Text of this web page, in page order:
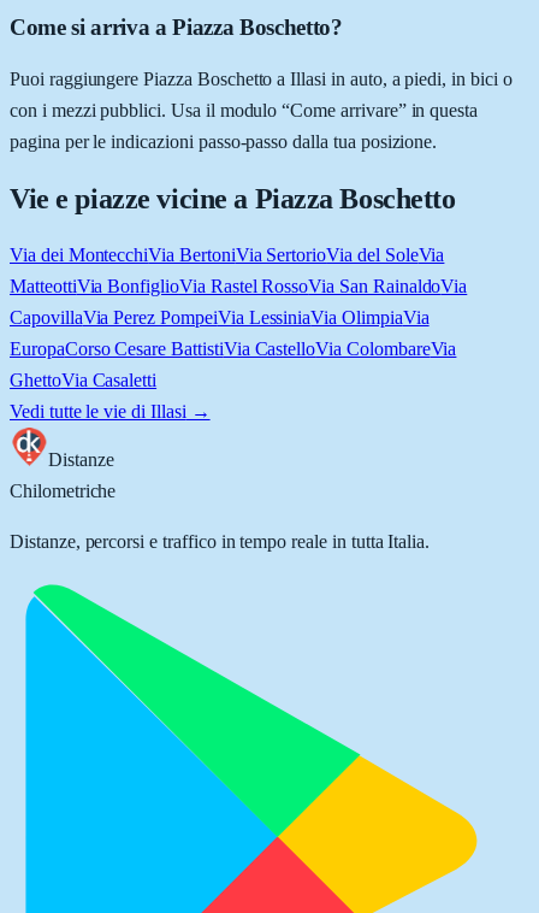
Come si arriva a Piazza Boschetto?
Puoi raggiungere Piazza Boschetto a Illasi in auto, a piedi, in bici o
con i mezzi pubblici. Usa il modulo “Come arrivare” in questa
pagina per le indicazioni passo-passo dalla tua posizione.
Vie e piazze vicine a Piazza Boschetto
Via dei MontecchiVia BertoniVia SertorioVia del SoleVia
MatteottiVia BonfiglioVia Rastel RossoVia San RainaldoVia
CapovillaVia Perez PompeiVia LessiniaVia OlimpiaVia
EuropaCorso Cesare BattistiVia CastelloVia ColombareVia
GhettoVia Casaletti
Vedi tutte le vie di Illasi →
Distanze
Chilometriche
Distanze, percorsi e traffico in tempo reale in tutta Italia.